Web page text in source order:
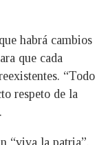
habrá cambios
que cada
“Todo
respeto de la